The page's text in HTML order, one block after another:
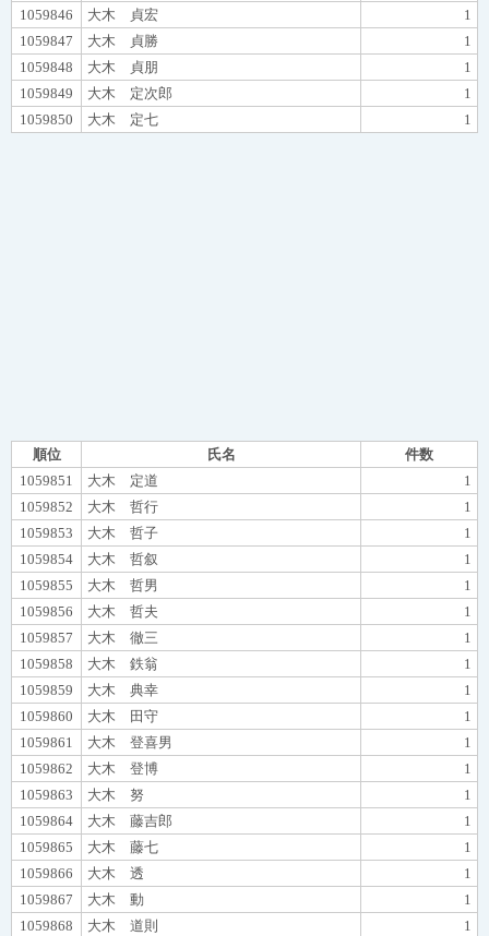
1059846 大木 貞宏
1
1059847
大木 貞勝
1
1059848
大木 貞朋
1
1059849
大木 定次郎
1
1059850
大木 定七 1
順位 氏名
件数
1059851
大木 定道
1
1059852
大木 哲行
1
1059853
大木 哲子
1
1059854
大木 哲叙
1
1059855
大木 哲男
1
1059856
大木 哲夫
1
1059857
大木 徹三
1
1059858
大木 鉄翁
1
1059859
大木 典幸
1
1059860
大木 田守
1
1059861
大木 登喜男
1
1059862
大木 登博
1
1059863
大木 努
1
1059864
大木 藤吉郎
1
1059865
大木 藤七
1
1059866
大木 透
1
1059867
大木 動
1
1059868
大木 道則
1